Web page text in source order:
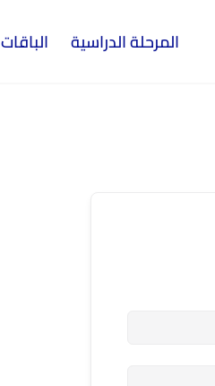
المرحلة الدراسية الباقات